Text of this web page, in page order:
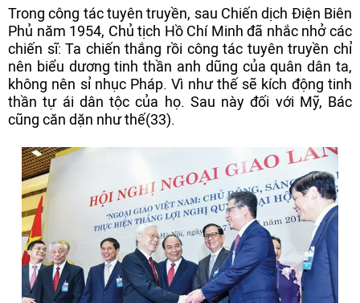
Trong công tác tuyên truyền, sau Chiến dịch Điện Biên
Phủ năm 1954, Chủ tịch Hồ Chí Minh đã nhắc nhở các
chiến sĩ: Ta chiến thắng rồi công tác tuyên truyền chỉ
nên biểu dương tinh thần anh dũng của quân dân ta,
không nên sỉ nhục Pháp. Vì như thế sẽ kích động tinh
thần tự ái dân tộc của họ. Sau này đối với Mỹ, Bác
cũng căn dặn như thế(33).